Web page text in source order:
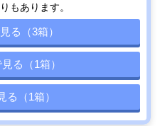
もあります。
る（3箱）
る（1箱）
る（1箱）